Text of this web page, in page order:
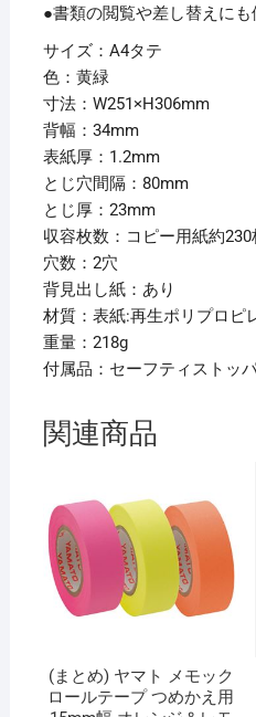
34mm
黄
緑
G2220-
6
1
冊
【×15
セ
ッ
ト】
個
●書類の閲覧や差し替えにも
サイズ：A4タテ
色：黄緑
寸法：W251×H306mm
背幅：34mm
表紙厚：1.2mm
とじ穴間隔：80mm
とじ厚：23mm
収容枚数：コピー用紙約230
穴数：2穴
背見出し紙：あり
材質：表紙:再生ポリプロピ
重量：218g
付属品：セーフティストッ
関連商品
(まとめ) ヤマト メモック
ロールテープ つめかえ用